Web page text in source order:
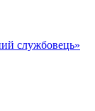
службовець»